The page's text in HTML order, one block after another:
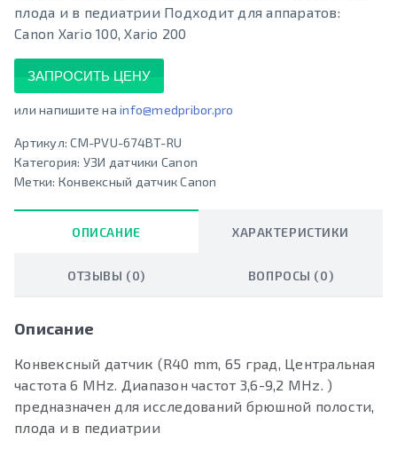
плода и в педиатрии Подходит для аппаратов:
Canon Xario 100, Xario 200
ЗАПРОСИТЬ ЦЕНУ
или напишите на info@medpribor.pro
Артикул:CM-PVU-674BT-RU
Категория: УЗИ датчики Canon
Метки: Конвексный датчик Canon
ОПИСАНИЕ ХАРАКТЕРИСТИКИ
ОТЗЫВЫ (0) ВОПРОСЫ (0)
Описание
Конвексный датчик (R40 mm, 65 град, Центральная
частота 6 MHz. Диапазон частот 3,6-9,2 MHz. )
предназначен для исследований брюшной полости,
плода и в педиатрии